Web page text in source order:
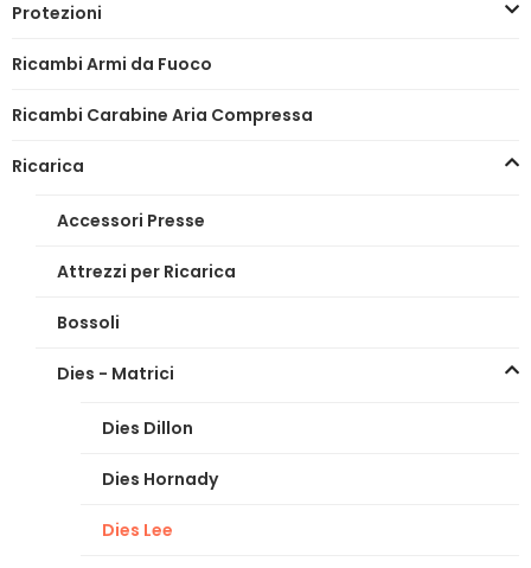
Protezioni
Ricambi Armi da Fuoco
Ricambi Carabine Aria Compressa
Ricarica
Accessori Presse
Attrezzi per Ricarica
Bossoli
Dies - Matrici
Dies Dillon
Dies Hornady
Dies Lee